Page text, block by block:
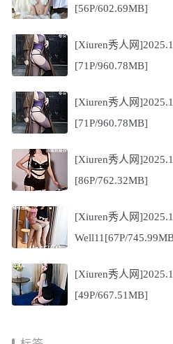
[56P/602.69MB]
[Xiuren秀人网
[71P/960.78MB]
[Xiuren秀人网
[71P/960.78MB]
[Xiuren秀人网
[86P/762.32MB]
[Xiuren秀人网
Well11[67P/
[Xiuren秀人网
[49P/667.51MB]